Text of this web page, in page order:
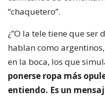
“chaquetero”.
¿”O la tele tiene que ser
hablan como
en la boca, los que
ponerse ropa más
entiendo. Es un